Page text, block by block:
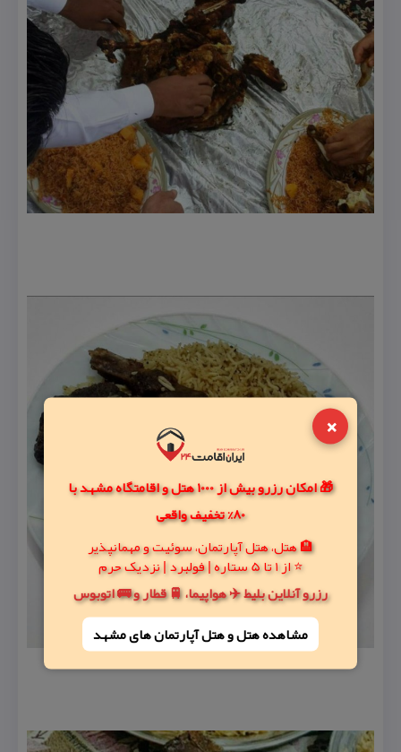
×
🎁 امکان رزرو بیش از 1000 هتل و اقامتگاه مشهد با
80% تخفیف واقعی
🏨 هتل، هتل آپارتمان، سوئیت و مهمانپذیر
⭐ از 1 تا 5 ستاره | فولبرد | نزدیک حرم
رزرو آنلاین بلیط ✈️ هواپیما، 🚆 قطار و 🚌 اتوبوس
مشاهده هتل و هتل‌ آپارتمان های مشهد